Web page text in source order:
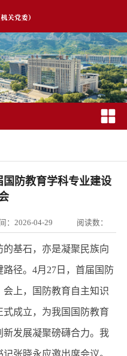
防教育学科专业建设
：2026-04-29 阅读数：
的基石，亦是凝聚民族向
径。4月27日，首届国防
上，国防教育自主知识
成立，为我国国防教育
新发展凝聚磅礴合力。我